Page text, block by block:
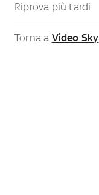
Riprova più tardi
Torna a Video Sky